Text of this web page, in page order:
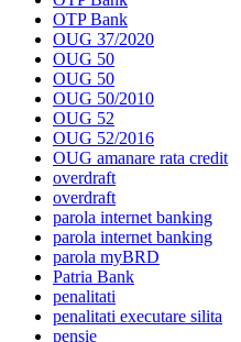
OTP Bank
OUG 37/2020
OUG 50
OUG 50
OUG 50/2010
OUG 52
OUG 52/2016
OUG amanare rata credit
overdraft
overdraft
parola internet banking
parola internet banking
parola myBRD
Patria Bank
penalitati
penalitati executare silita
pensie